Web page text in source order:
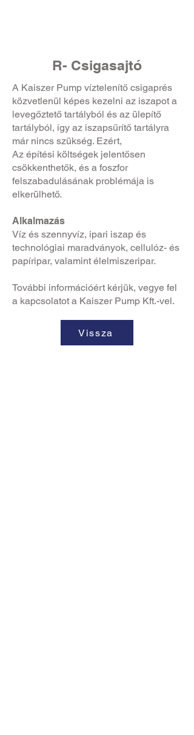
R- Csigasajtó
A Kaiszer Pump víztelenítő csigaprés
közvetlenül képes kezelni az iszapot a
levegőztető tartályból és az ülepítő
tartályból, így az iszapsűrítő tartályra
már nincs szükség. Ezért,
Az építési költségek jelentősen
csökkenthetők, és a foszfor
felszabadulásának problémája is
elkerülhető.
Alkalmazás
Víz és szennyvíz, ipari iszap és
technológiai maradványok, cellulóz- és
papíripar, valamint élelmiszeripar.
További információért kérjük, vegye fel
a kapcsolatot a Kaiszer Pump Kft.-vel.
Vissza